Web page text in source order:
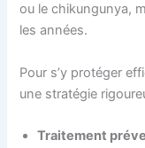
ou le chikungunya,
les années.
Pour s’y protéger
une stratégie
Traitement